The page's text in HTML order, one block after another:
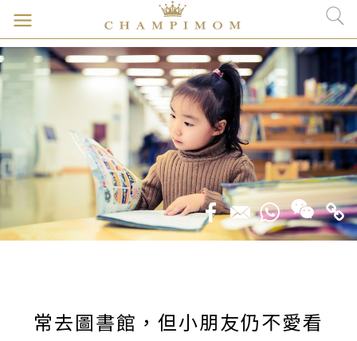
常去圖書館，但小朋友仍不愛看